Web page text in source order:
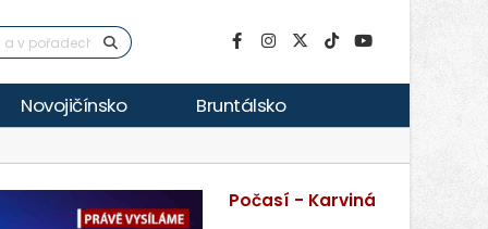
Novojičínsko Bruntálsko
Počasí - Karviná